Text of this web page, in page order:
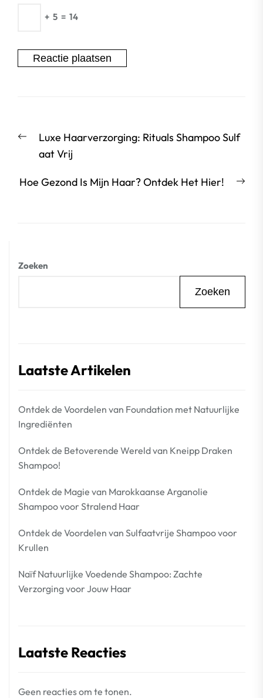
+ 5 = 14
Vorige
bericht:
Luxe Haarverzorging: Rituals Shampoo Sulf
aat Vrij
Hoe Gezond Is Mijn Haar? Ontdek Het Hier!
Zoeken
Zoeken
Laatste Artikelen
Ontdek de Voordelen van Foundation met Natuurlijke
Ingrediënten
Ontdek de Betoverende Wereld van Kneipp Draken
Shampoo!
Ontdek de Magie van Marokkaanse Arganolie
Shampoo voor Stralend Haar
Ontdek de Voordelen van Sulfaatvrije Shampoo voor
Krullen
Naïf Natuurlijke Voedende Shampoo: Zachte
Verzorging voor Jouw Haar
Laatste Reacties
Geen reacties om te tonen.